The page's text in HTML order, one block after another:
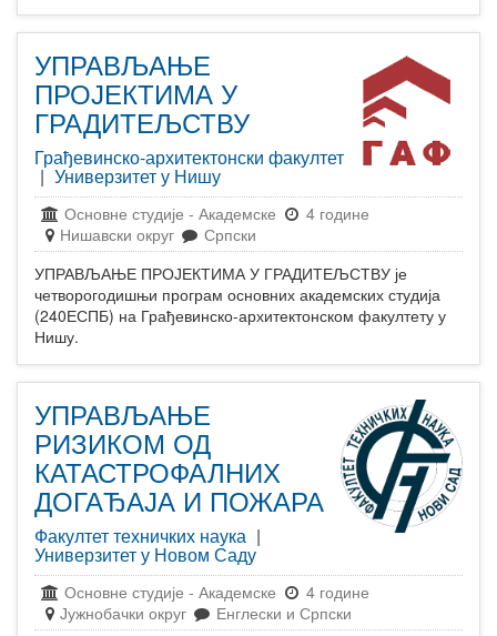
УПРАВЉАЊЕ
ПРОЈЕКТИМА У
ГРАДИТЕЉСТВУ
Грађевинско-архитектонски факултет
| Универзитет у Нишу
Основне студије - Академске
4 године
Нишавски округ
Српски
УПРАВЉАЊЕ ПРОЈЕКТИМА У ГРАДИТЕЉСТВУ је
четворогодишњи програм основних академских студија
(240ЕСПБ) на Грађевинско-архитектонском факултету у
Нишу.
УПРАВЉАЊЕ
РИЗИКОМ ОД
КАТАСТРОФАЛНИХ
ДОГАЂАЈА И ПОЖАРА
Факултет техничких наука |
Универзитет у Новом Саду
Основне студије - Академске
4 године
Јужнобачки округ
Енглески и Српски